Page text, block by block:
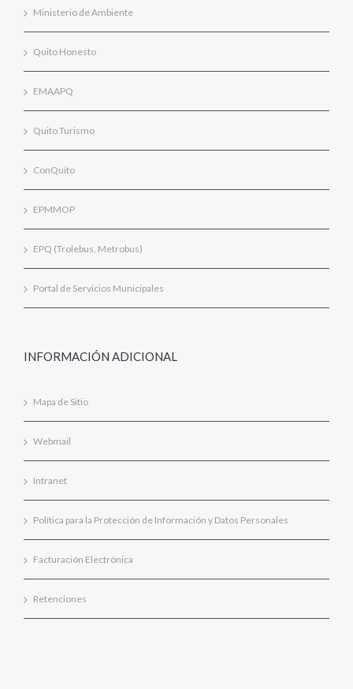
Ministerio de Ambiente
Quito Honesto
EMAAPQ
Quito Turismo
ConQuito
EPMMOP
EPQ (Trolebus, Metrobus)
Portal de Servicios Municipales
INFORMACIÓN ADICIONAL
Mapa de Sitio
Webmail
Intranet
Política para la Protección de Información y Datos Personales
Facturación Electrónica
Retenciones